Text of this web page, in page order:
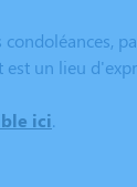
un lieu
ici.